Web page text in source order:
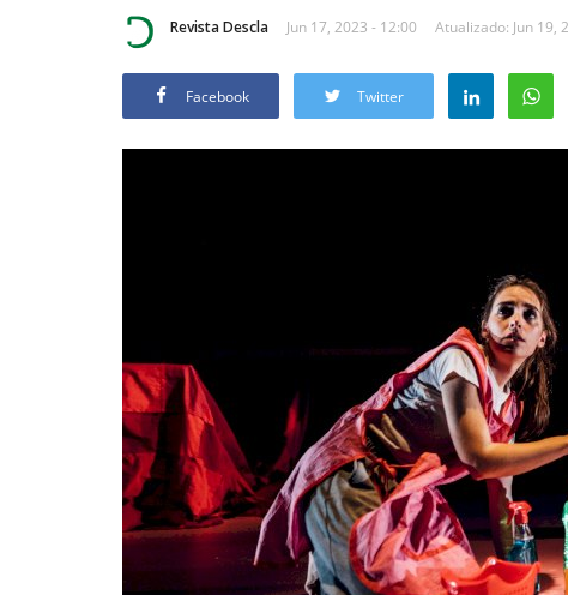
Revista Descla Jun 17, 2023 - 12:00 Atualizado: Jun 19,
Facebook Twitter